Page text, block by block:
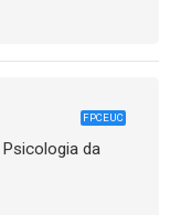
FPCEUC
da